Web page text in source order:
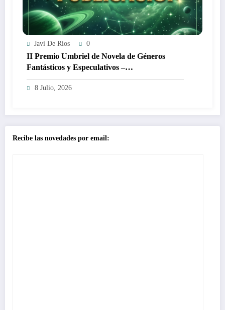
Javi De Ríos 0
II Premio Umbriel de Novela de Géneros
Fantásticos y Especulativos –
#residentesEspaña 8.000€
8 Julio, 2026
Recibe las novedades por email: